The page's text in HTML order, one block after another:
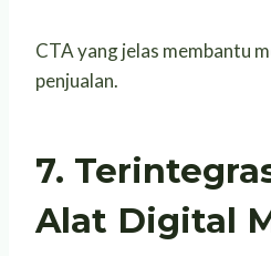
CTA yang jelas membantu
penjualan.
7.
Alat Digital